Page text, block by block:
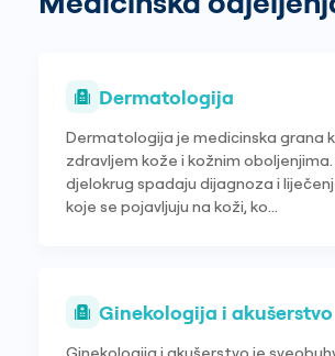
Dermatologija
Dermatologija je medicinska grana
zdravljem kože i kožnim oboljenjima.
djelokrug spadaju dijagnoza i
koje se pojavljuju na koži, ko...
Ginekologija i akušerstvo